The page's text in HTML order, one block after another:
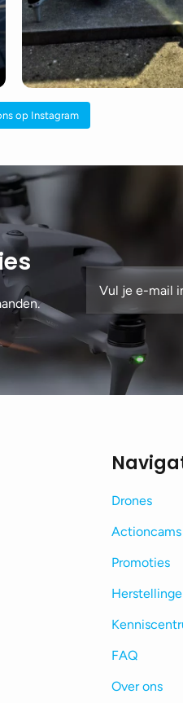
op Instagram
Drones
Actioncams
Promoties
FAQ
Over ons